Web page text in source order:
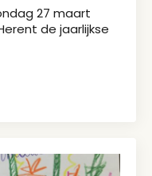
27 maart
de jaarlijkse